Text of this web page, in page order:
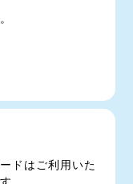
ドはご利用いた